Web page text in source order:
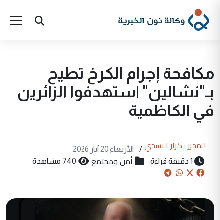
مكافحة إجرام الكرخ تطيح
بـ"نشالين" استهدفوا الزائرين
في الكاظمية
المحرر : كرار الاسدي /
الأربعاء 20 آيار 2026
1 دقيقة قراءة
أمن ومجتمع 740 مشاهدة